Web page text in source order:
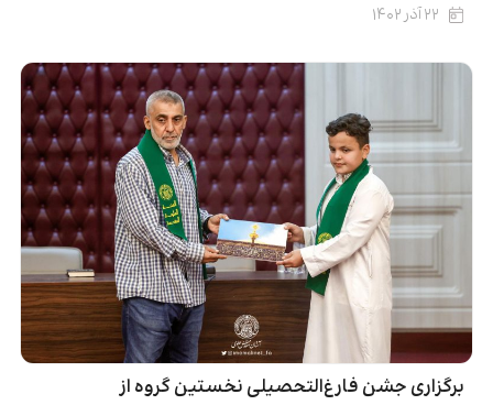
۲۲ آذر ۱۴۰۲
برگزاری جشن فارغ‌التحصیلی نخستین گروه از